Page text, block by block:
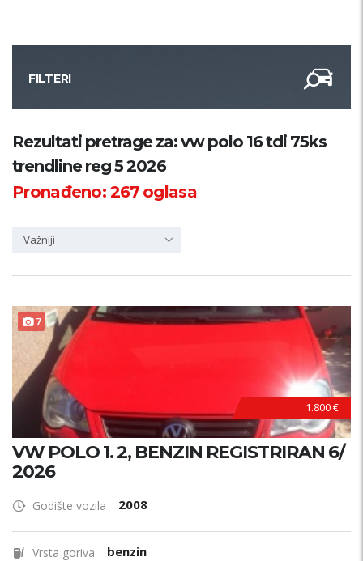
FILTERI
Kategorija
Županija
Rezultati pretrage za: vw polo 16 tdi 75ks
trendline reg 5 2026
Pronađeno:267oglasa
Važniji
7
1.800 €
VW POLO 1. 2, BENZIN REGISTRIRAN 6/
2026
Godište vozila 2008
Vrsta goriva benzin